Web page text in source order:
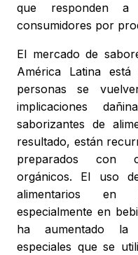
que responden
consumidores por
El mercado de
América Latina
personas se
implicaciones
saborizantes de
resultado, están
preparados con
orgánicos. El uso
alimentarios en
especialmente en
ha aumentado la
especiales que se